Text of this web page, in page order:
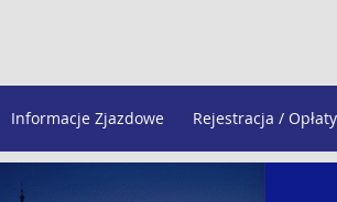
Informacje Zjazdowe Rejestracja /